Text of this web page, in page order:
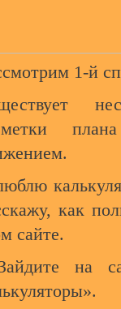
1-й
как
сайте.
на